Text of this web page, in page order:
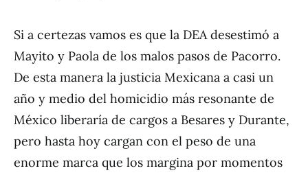
Si a certezas vamos es que la DEA desestimó a
Mayito y Paola de los malos pasos de Pacorro.
De esta manera la justicia Mexicana a casi un
año y medio del homicidio más resonante de
México liberaría de cargos a Besares y Durante,
pero hasta hoy cargan con el peso de una
enorme marca que los margina por momentos